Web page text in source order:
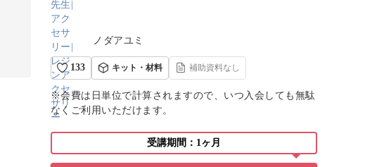
ノダアユミ
133 キット・材料 補助資料なし
※会費は日単位で計算されますので、いつ入会しても無駄
なくご利用いただけます。
受講期間：1ヶ月